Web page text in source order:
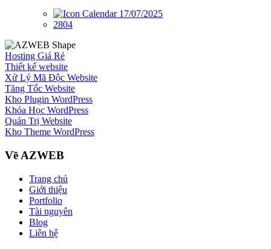
17/07/2025
2804
Hosting Giá Rẻ
Thiết kế website
Xử Lý Mã Độc Website
Tăng Tốc Website
Kho Plugin WordPress
Khóa Học WordPress
Quản Trị Website
Kho Theme WordPress
Về AZWEB
Trang chủ
Giới thiệu
Portfolio
Tài nguyên
Blog
Liên hệ